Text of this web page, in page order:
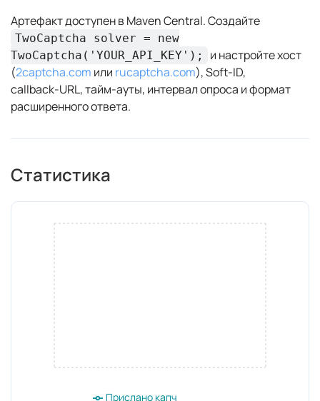
Артефакт доступен в Maven Central. Создайте
TwoCaptcha solver = new
TwoCaptcha('YOUR_API_KEY');
и настройте хост
(2captcha.com или rucaptcha.com), Soft‑ID,
callback‑URL, тайм‑ауты, интервал опроса и формат
расширенного ответа.
Статистика
Прислано капч